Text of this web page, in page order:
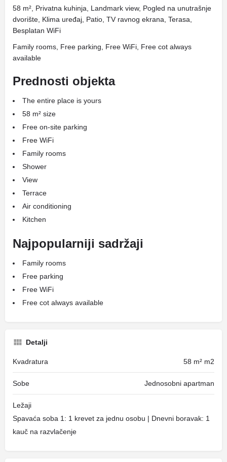
58 m², Privatna kuhinja, Landmark view, Pogled na unutrašnje
dvorište, Klima uređaj, Patio, TV ravnog ekrana, Terasa,
Besplatan WiFi
Family rooms, Free parking, Free WiFi, Free cot always
available
Prednosti objekta
The entire place is yours
58 m² size
Free on-site parking
Free WiFi
Family rooms
Shower
View
Terrace
Air conditioning
Kitchen
Najpopularniji sadržaji
Family rooms
Free parking
Free WiFi
Free cot always available
Detalji
Kvadratura 58 m² m2
Sobe Jednosobni apartman
Ležaji
Spavaća soba 1: 1 krevet za jednu osobu | Dnevni boravak: 1
kauč na razvlačenje